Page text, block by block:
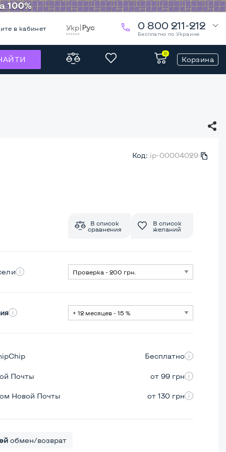
в кабинет Укр|Рус 0 800 211-212
Бесплатно по Украине
0
Корзина
Код: ip-00004029
В список
сравнения
В список
желаний
Бесплатно
Почты от 99 грн
Новой Почты от 130 грн
обмен/возврат